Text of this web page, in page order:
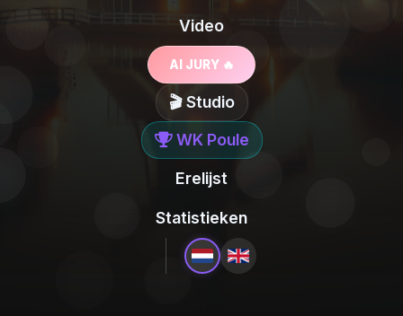
Video
AI JURY 🔥
🎬 Studio
WK Poule
Erelijst
Statistieken